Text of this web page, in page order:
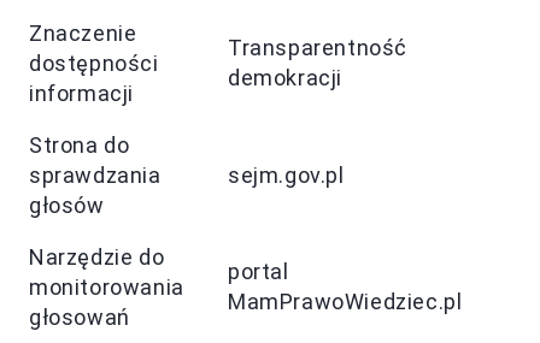
Znaczenie
dostępności
informacji
Transparentność
demokracji
Strona do
sprawdzania
głosów
sejm.gov.pl
Narzędzie do
monitorowania
głosowań
portal
MamPrawoWiedziec.pl